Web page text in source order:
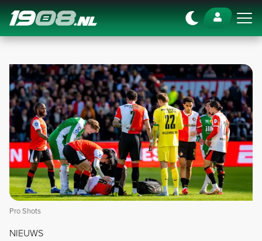
Navigation
Pro Shots
NIEUWS